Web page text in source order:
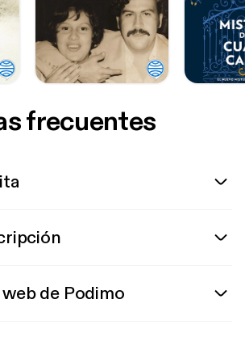
frecuentes
de Podimo